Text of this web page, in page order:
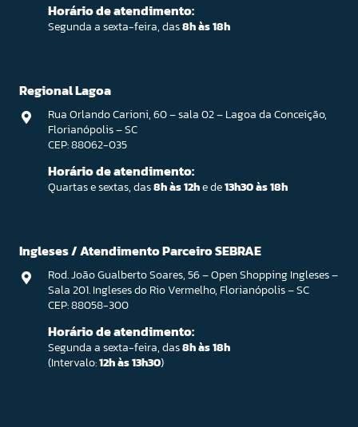
Horário de atendimento:
Segunda a sexta-feira, das8h às 18h
Regional Lagoa
Rua Orlando Carioni, 60 – sala 02 – Lagoa da Conceição,
Florianópolis – SC
CEP: 88062-035
Horário de atendimento:
Quartas e sextas, das8h às 12he de13h30 às 18h
Ingleses / Atendimento Parceiro SEBRAE
Rod. João Gualberto Soares, 56 – Open Shopping Ingleses –
Sala 201. Ingleses do Rio Vermelho, Florianópolis – SC
CEP: 88058-300
Horário de atendimento:
Segunda a sexta-feira, das8h às 18h
(Intervalo:12h às 13h30)